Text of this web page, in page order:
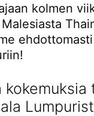
kolmen
kokemuksia